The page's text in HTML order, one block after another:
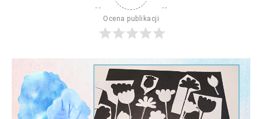
Ocena publikacji